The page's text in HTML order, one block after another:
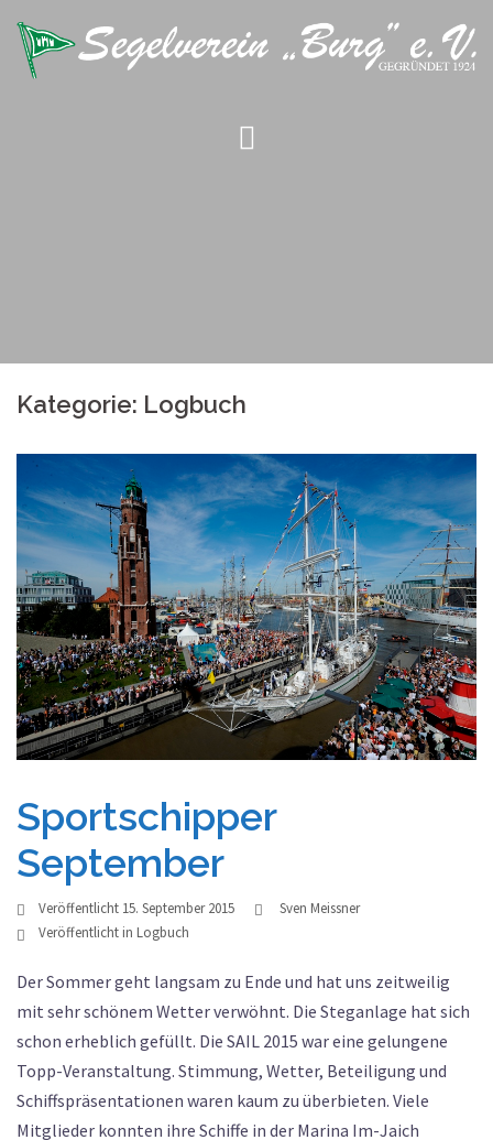
zum
Inhalt
Kategorie: Logbuch
Sportschipper
September
Veröffentlicht 15. September 2015
Sven Meissner
Veröffentlicht in Logbuch
Der Sommer geht langsam zu Ende und hat uns zeitweilig
mit sehr schönem Wetter verwöhnt. Die Steganlage hat sich
schon erheblich gefüllt. Die SAIL 2015 war eine gelungene
Topp-Veranstaltung. Stimmung, Wetter, Beteiligung und
Schiffspräsentationen waren kaum zu überbieten. Viele
Mitglieder konnten ihre Schiffe in der Marina Im-Jaich